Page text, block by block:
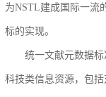
为NSTL建成国际一流
标的实现。
统一文献元数据
科技类信息资源，包